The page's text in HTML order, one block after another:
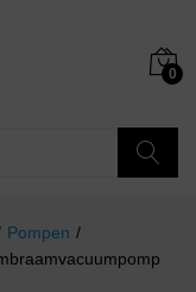
0
Pompen /